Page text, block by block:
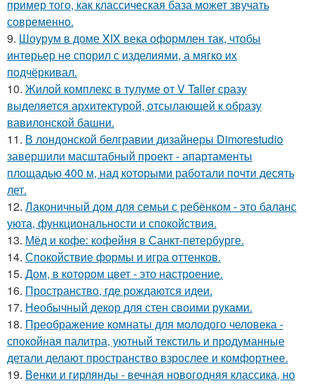
пример того, как классическая база может звучать
современно.
9. Шоурум в доме XIX века оформлен так, чтобы
интерьер не спорил с изделиями, а мягко их
подчёркивал.
10. Жилой комплекс в тулуме от V Taller сразу
выделяется архитектурой, отсылающей к образу
вавилонской башни.
11. В лондонской белгравии дизайнеры Dimorestudio
завершили масштабный проект - апартаменты
площадью 400 м, над которыми работали почти десять
лет.
12. Лаконичный дом для семьи с ребёнком - это баланс
уюта, функциональности и спокойствия.
13. Мёд и кофе: кофейня в Санкт-петербурге.
14. Спокойствие формы и игра оттенков.
15. Дом, в котором цвет - это настроение.
16. Пространство, где рождаются идеи.
17. Необычный декор для стен своими руками.
18. Преображение комнаты для молодого человека -
спокойная палитра, уютный текстиль и продуманные
детали делают пространство взрослее и комфортнее.
19. Венки и гирлянды - вечная новогодняя классика, но